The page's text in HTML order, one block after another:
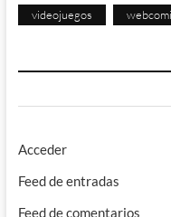
videojuegos
Acceder
Feed de entradas
Feed de comentarios